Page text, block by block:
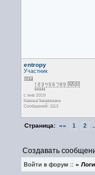
entropy
Участник
с янв 2019
Кавказ/Закавказье
Сообщений: 1113
Страница: «« 1 2
Создавать
Войти в форум :: »